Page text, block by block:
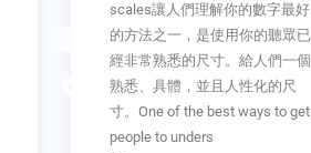
Previous
scales讓人們理解你的數字最好
的方法之一，是使用你的聽眾已
經非常熟悉的尺寸。給人們一個
熟悉、具體，並且人性化的尺
寸。One of the best ways to get
people to unders